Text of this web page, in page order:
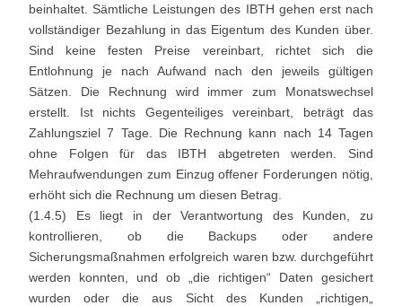
beinhaltet. Sämtliche Leistungen des IBTH gehen erst nach
vollständiger Bezahlung in das Eigentum des Kunden über.
Sind keine festen Preise vereinbart, richtet sich die
Entlohnung je nach Aufwand nach den jeweils gültigen
Sätzen. Die Rechnung wird immer zum Monatswechsel
erstellt. Ist nichts Gegenteiliges vereinbart, beträgt das
Zahlungsziel 7 Tage. Die Rechnung kann nach 14 Tagen
ohne Folgen für das IBTH abgetreten werden. Sind
Mehraufwendungen zum Einzug offener Forderungen nötig,
erhöht sich die Rechnung um diesen Betrag.
(1.4.5) Es liegt in der Verantwortung des Kunden, zu
kontrollieren, ob die Backups oder andere
Sicherungsmaßnahmen erfolgreich waren bzw. durchgeführt
werden konnten, und ob „die richtigen“ Daten gesichert
wurden oder die aus Sicht des Kunden „richtigen„